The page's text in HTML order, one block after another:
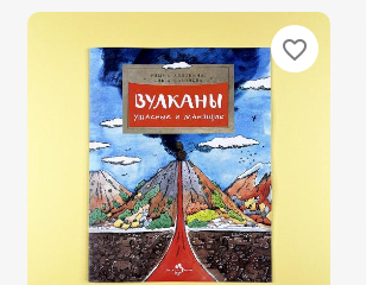
favorite_border